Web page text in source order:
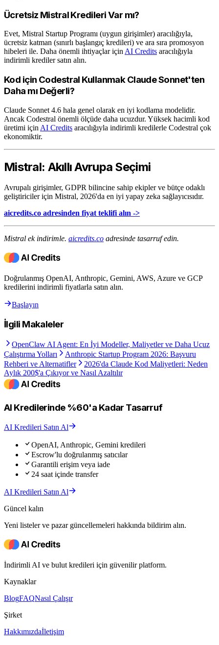
Ücretsiz Mistral Kredileri Var mı?
Evet, Mistral Startup Programı (uygun girişimler) aracılığıyla,
ücretsiz katman (sınırlı başlangıç kredileri) ve ara sıra promosyon
hibeleri ile. Daha önemli ihtiyaçlar için AI Credits aracılığıyla
indirimli krediler satın alın.
Kod için Codestral Kullanmak Claude Sonnet'ten
Daha mı Değerli?
Claude Sonnet 4.6 hala genel olarak en iyi kodlama modelidir.
Ancak Codestral önemli ölçüde daha ucuzdur. Yüksek hacimli kod
üretimi için AI Credits aracılığıyla indirimli kredilerle Codestral çok
ekonomiktir.
Mistral: Akıllı Avrupa Seçimi
Avrupalı girişimler, GDPR bilincine sahip ekipler ve bütçe odaklı
geliştiriciler için Mistral, 2026'da en iyi yapay zeka sağlayıcısıdır.
aicredits.co adresinden fiyat teklifi alın ->
Mistral ek indirimle. aicredits.co adresinde tasarruf edin.
Doğrulanmış OpenAI, Anthropic, Gemini, AWS, Azure ve GCP
kredilerini indirimli fiyatlarla satın alın.
Başlayın
İlgili Makaleler
OpenClaw AI Agent: En İyi Modeller, Maliyetler ve Daha Ucuz
Çalıştırma Yolları
Anthropic Startup Program 2026: Başvuru
Rehberi ve Alternatifler
2026'da Claude Kod Maliyetleri: Neden
Aylık 200$'a Çıkıyor ve Nasıl Azaltılır
AI Kredilerinde %60'a Kadar Tasarruf
AI Kredileri Satın Al
OpenAI, Anthropic, Gemini kredileri
Escrow'lu doğrulanmış satıcılar
Garantili erişim veya iade
24 saat içinde transfer
AI Kredileri Satın Al
Güncel kalın
Yeni listeler ve pazar güncellemeleri hakkında bildirim alın.
İndirimli AI ve bulut kredileri için güvenilir platform.
Kaynaklar
BlogFAQNasıl Çalışır
Şirket
Hakkımızdaİletişim